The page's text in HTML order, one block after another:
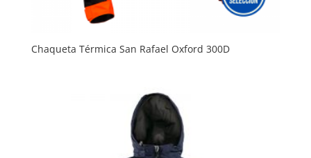
Chaqueta Térmica San Rafael Oxford 300D